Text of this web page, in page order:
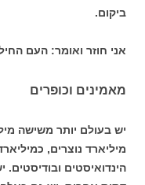
ביקום.
אני חוזר ואומר: העם
מאמינים וכופרים
יש בעולם יותר משישה
מיליארד נוצרים,
הינדואיסטים